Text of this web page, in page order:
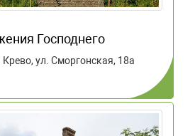
Господнего
ул. Сморгонская, 18а